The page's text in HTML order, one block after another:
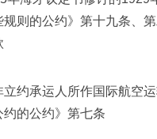
规则的公约》第十九条、
立约承运人所作国际航空
约的公约》第七条